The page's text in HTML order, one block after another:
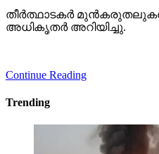
തീര്‍ത്ഥാടകര്‍
അധികൃതര്‍ അറിയിച്ചു.
Continue Reading
Trending